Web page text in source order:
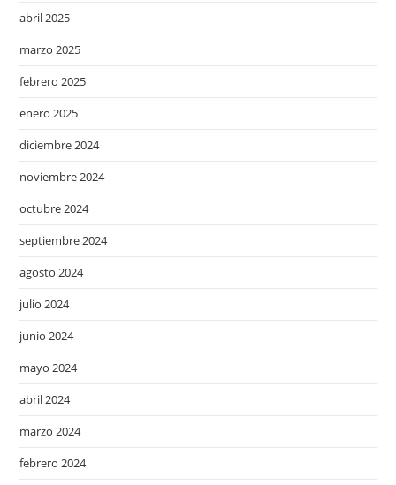
abril 2025
marzo 2025
febrero 2025
enero 2025
diciembre 2024
noviembre 2024
octubre 2024
septiembre 2024
agosto 2024
julio 2024
junio 2024
mayo 2024
abril 2024
marzo 2024
febrero 2024